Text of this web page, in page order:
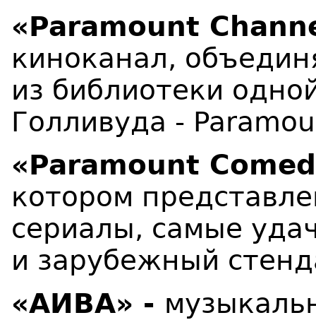
«Paramount
киноканал,
из библиотеки
Голливуда -
«Paramount
котором
сериалы, самые
и зарубежный
«АИВА» -